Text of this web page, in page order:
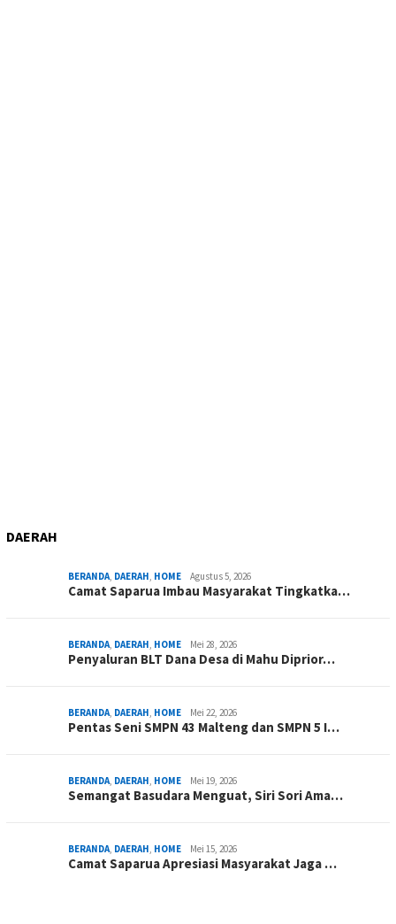
DAERAH
BERANDA, DAERAH, HOME Agustus 5, 2026
Camat Saparua Imbau Masyarakat Tingkatka…
BERANDA, DAERAH, HOME Mei 28, 2026
Penyaluran BLT Dana Desa di Mahu Diprior…
BERANDA, DAERAH, HOME Mei 22, 2026
Pentas Seni SMPN 43 Malteng dan SMPN 5 I…
BERANDA, DAERAH, HOME Mei 19, 2026
Semangat Basudara Menguat, Siri Sori Ama…
BERANDA, DAERAH, HOME Mei 15, 2026
Camat Saparua Apresiasi Masyarakat Jaga …